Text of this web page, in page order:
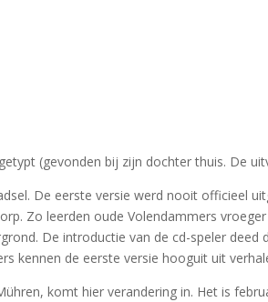
(gevonden bij zijn dochter thuis. De
De eerste versie werd nooit officieel
Zo leerden oude Volendammers
De introductie van de cd-speler deed
kennen de eerste versie hooguit uit
komt hier verandering in. Het is